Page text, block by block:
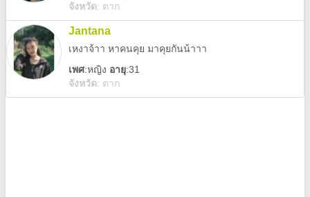
จังหวัด: ตาก
Jantana
เหงาจ้าา หาคนคุย มาคุยกันน้าาา
เพศ:หญิง อายุ:31
จังหวัด: ตาก